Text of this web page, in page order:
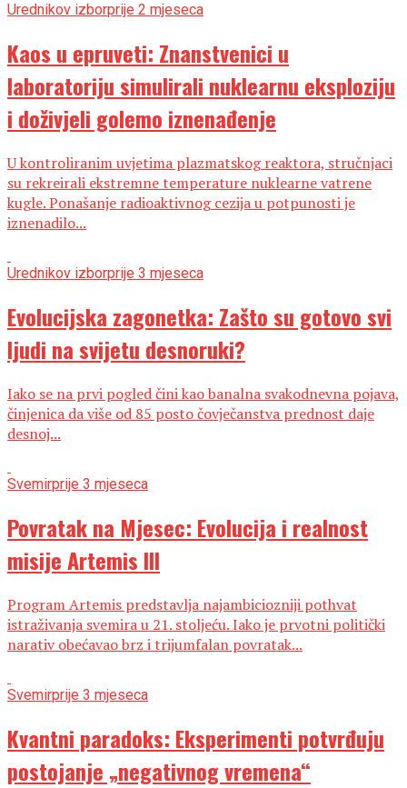
Urednikov izborprije 2 mjeseca
Kaos u epruveti: Znanstvenici u
laboratoriju simulirali nuklearnu eksploziju
i doživjeli golemo iznenađenje
U kontroliranim uvjetima plazmatskog reaktora, stručnjaci
su rekreirali ekstremne temperature nuklearne vatrene
kugle. Ponašanje radioaktivnog cezija u potpunosti je
iznenadilo...
Urednikov izborprije 3 mjeseca
Evolucijska zagonetka: Zašto su gotovo svi
ljudi na svijetu desnoruki?
Iako se na prvi pogled čini kao banalna svakodnevna pojava,
činjenica da više od 85 posto čovječanstva prednost daje
desnoj...
Svemirprije 3 mjeseca
Povratak na Mjesec: Evolucija i realnost
misije Artemis III
Program Artemis predstavlja najambiciozniji pothvat
istraživanja svemira u 21. stoljeću. Iako je prvotni politički
narativ obećavao brz i trijumfalan povratak...
Svemirprije 3 mjeseca
Kvantni paradoks: Eksperimenti potvrđuju
postojanje „negativnog vremena“